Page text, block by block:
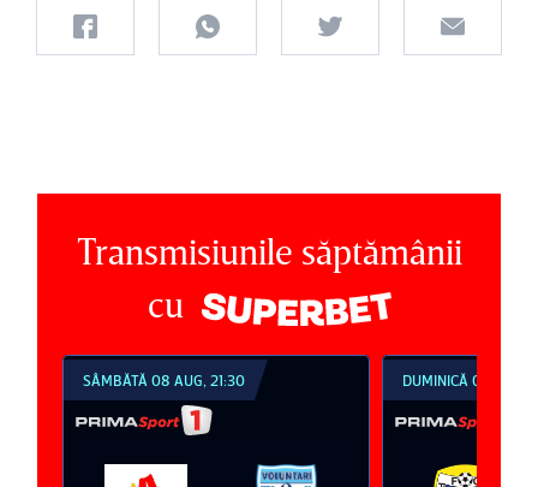
Transmisiunile săptămânii
cu
SÂMBĂTĂ 08 AUG, 21:30 DUMINICĂ 09 AUG,